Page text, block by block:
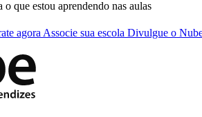
que estou aprendendo nas aulas
agora Associe sua escola Divulgue o